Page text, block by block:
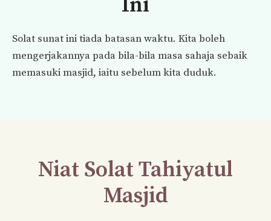
Solat sunat ini tiada batasan waktu. Kita boleh
mengerjakannya pada bila-bila masa sahaja sebaik
memasuki masjid, iaitu sebelum kita duduk.
Niat Solat Tahiyatul
Masjid